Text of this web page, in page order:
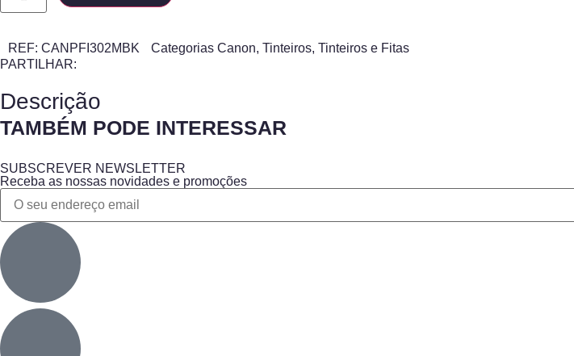
REF: CANPFI302MBK Categorias Canon, Tinteiros, Tinteiros e Fitas
PARTILHAR:
Descrição
TAMBÉM PODE INTERESSAR
SUBSCREVER NEWSLETTER
Receba as nossas novidades e promoções